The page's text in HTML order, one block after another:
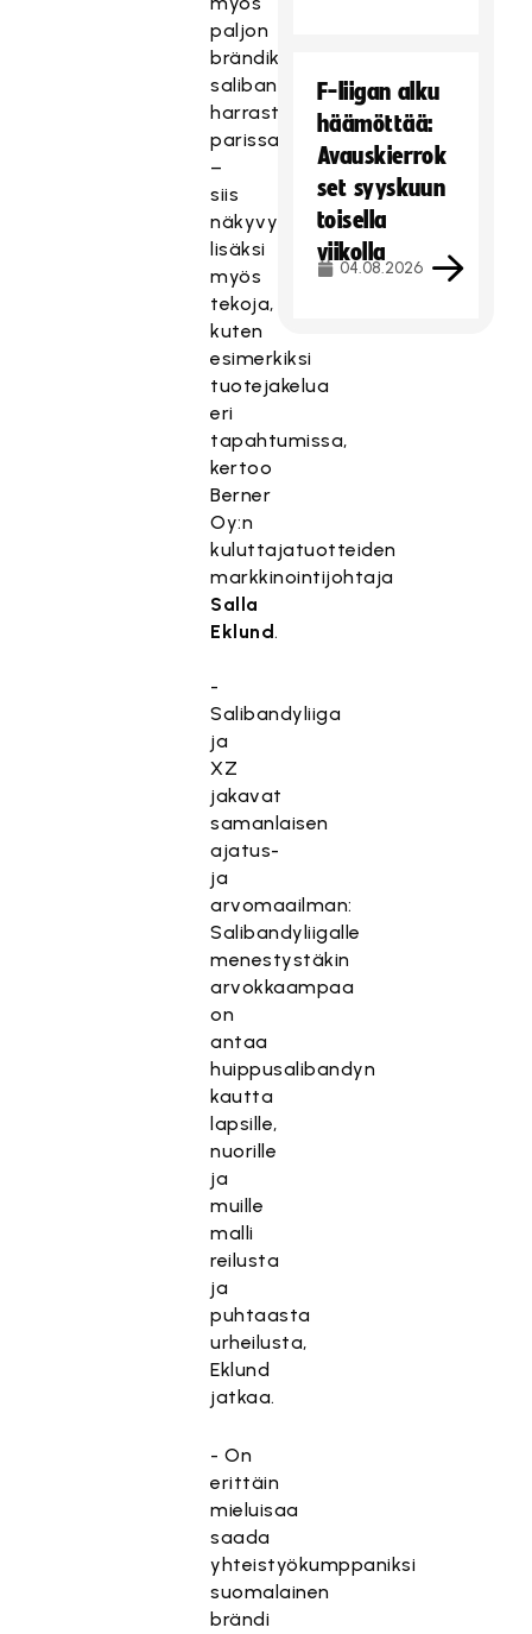
paljon
brändikohtaamisia
salibandyn
harrastajien
parissa
–
siis
näkyvyyden
lisäksi
myös
tekoja,
kuten
esimerkiksi
tuotejakelua
eri
tapahtumissa,
kertoo
Berner
Oy:n
kuluttajatuotteiden
markkinointijohtaja
Salla
Eklund.
-
Salibandyliiga
ja
XZ
jakavat
samanlaisen
ajatus-
ja
arvomaailman:
Salibandyliigalle
menestystäkin
arvokkaampaa
on
antaa
huippusalibandyn
kautta
lapsille,
nuorille
ja
muille
malli
reilusta
ja
puhtaasta
urheilusta,
Eklund
jatkaa.
- On
erittäin
mieluisaa
saada
yhteistyökumppaniksi
suomalainen
brändi
F-liigan alku
häämöttää:
Avauskierrok
set syyskuun
toisella
viikolla
04.08.2026